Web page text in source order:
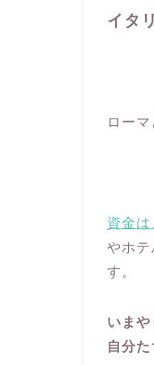
イタ
ロー
資金は
やホテ
す。
いまや
自分